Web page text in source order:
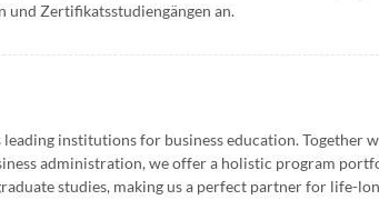
Zertifikatsstudiengängen an.
leading institutions for business education. Together
administration, we offer a holistic program
studies, making us a perfect partner for life-